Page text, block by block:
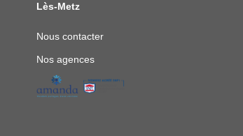
Lès-Metz
Nous contacter
Nos agences